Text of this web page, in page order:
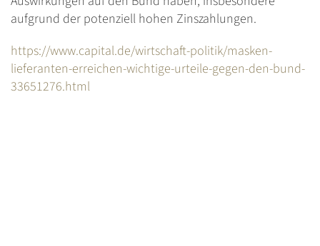
aufgrund der potenziell hohen Zinszahlungen.
https://www.capital.de/wirtschaft-politik/masken-
lieferanten-erreichen-wichtige-urteile-gegen-den-bund-
33651276.html